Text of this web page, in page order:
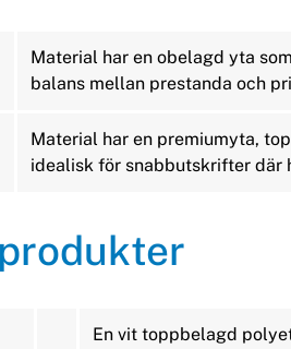
Material har en obelagd yta
balans mellan prestanda och
Material har en premiumyta,
idealisk för snabbutskrifter
En vit toppbelagd